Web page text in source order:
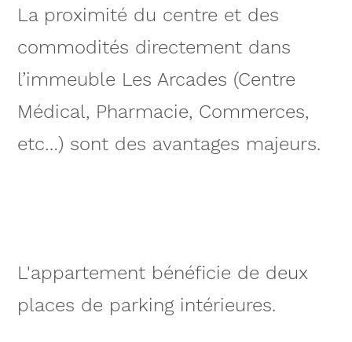
La proximité du centre et des
commodités directement dans
l’immeuble Les Arcades (Centre
Médical, Pharmacie, Commerces,
etc…) sont des avantages majeurs.
L'appartement bénéficie de deux
places de parking intérieures.